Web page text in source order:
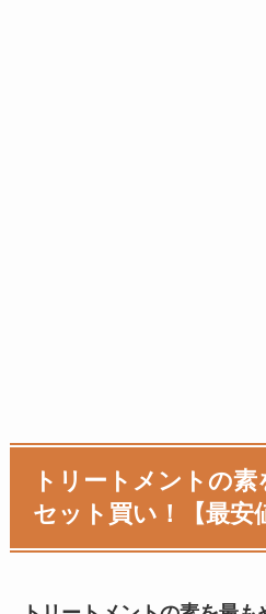
トリートメントの
セット買い！【最安